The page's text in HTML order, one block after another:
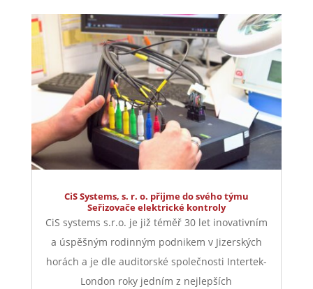
CiS Systems, s. r. o. přijme do svého týmu
Seřizovače elektrické kontroly
CiS systems s.r.o. je již téměř 30 let inovativním
a úspěšným rodinným podnikem v Jizerských
horách a je dle auditorské společnosti Intertek-
London roky jedním z nejlepších